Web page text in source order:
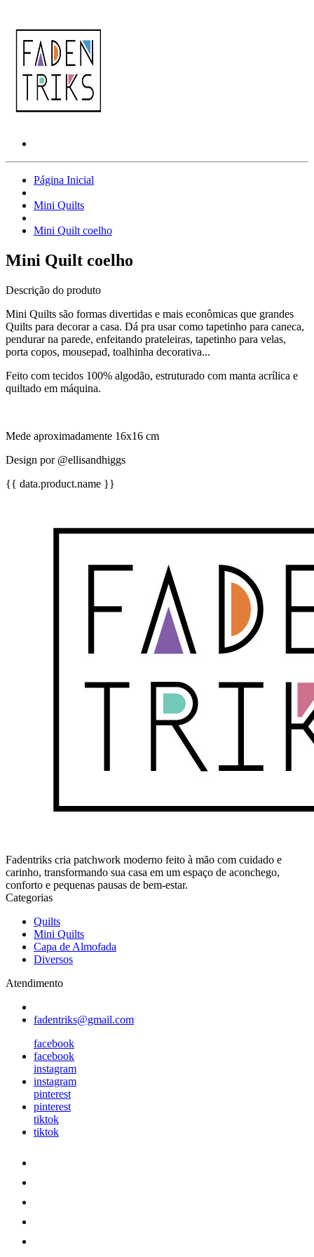
Página Inicial
Mini Quilts
Mini Quilt coelho
Mini Quilt coelho
Descrição do produto
Mini Quilts são formas divertidas e mais econômicas que grandes
Quilts para decorar a casa. Dá pra usar como tapetinho para caneca,
pendurar na parede, enfeitando prateleiras, tapetinho para velas,
porta copos, mousepad, toalhinha decorativa...
Feito com tecidos 100% algodão, estruturado com manta acrílica e
quiltado em máquina.
Mede aproximadamente 16x16 cm
Design por @ellisandhiggs
{{ data.product.name }}
Fadentriks cria patchwork moderno feito à mão com cuidado e
carinho, transformando sua casa em um espaço de aconchego,
conforto e pequenas pausas de bem-estar.
Categorias
Quilts
Mini Quilts
Capa de Almofada
Diversos
Atendimento
fadentriks@gmail.com
facebook
facebook
instagram
instagram
pinterest
pinterest
tiktok
tiktok